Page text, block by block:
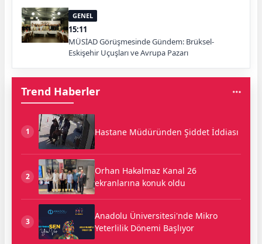
GENEL
15:11
MÜSİAD Görüşmesinde Gündem: Brüksel-
Eskişehir Uçuşları ve Avrupa Pazarı
Trend Haberler
1 Hastane Müdüründen Şiddet İddiası
2
Orhan Hakalmaz Kanal 26
ekranlarına konuk oldu
3
Anadolu Üniversitesi'nde Mikro
Yeterlilik Dönemi Başlıyor